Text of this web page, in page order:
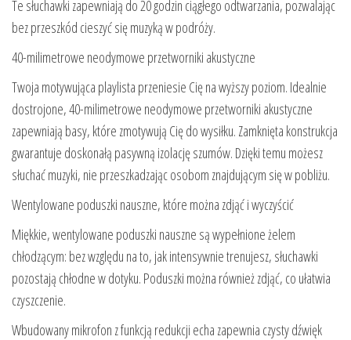
Te słuchawki zapewniają do 20 godzin ciągłego odtwarzania, pozwalając
bez przeszkód cieszyć się muzyką w podróży.
40-milimetrowe neodymowe przetworniki akustyczne
Twoja motywująca playlista przeniesie Cię na wyższy poziom. Idealnie
dostrojone, 40-milimetrowe neodymowe przetworniki akustyczne
zapewniają basy, które zmotywują Cię do wysiłku. Zamknięta konstrukcja
gwarantuje doskonałą pasywną izolację szumów. Dzięki temu możesz
słuchać muzyki, nie przeszkadzając osobom znajdującym się w pobliżu.
Wentylowane poduszki nauszne, które można zdjąć i wyczyścić
Miękkie, wentylowane poduszki nauszne są wypełnione żelem
chłodzącym: bez względu na to, jak intensywnie trenujesz, słuchawki
pozostają chłodne w dotyku. Poduszki można również zdjąć, co ułatwia
czyszczenie.
Wbudowany mikrofon z funkcją redukcji echa zapewnia czysty dźwięk